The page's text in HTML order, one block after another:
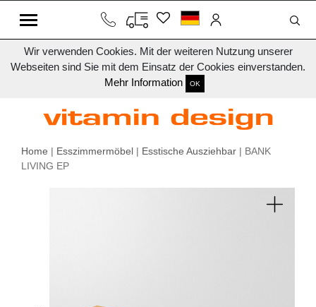
Wir verwenden Cookies. Mit der weiteren Nutzung unserer
Webseiten sind Sie mit dem Einsatz der Cookies einverstanden.
Mehr Information
OK
Home | Esszimmermöbel | Esstische Ausziehbar | BANK
LIVING EP